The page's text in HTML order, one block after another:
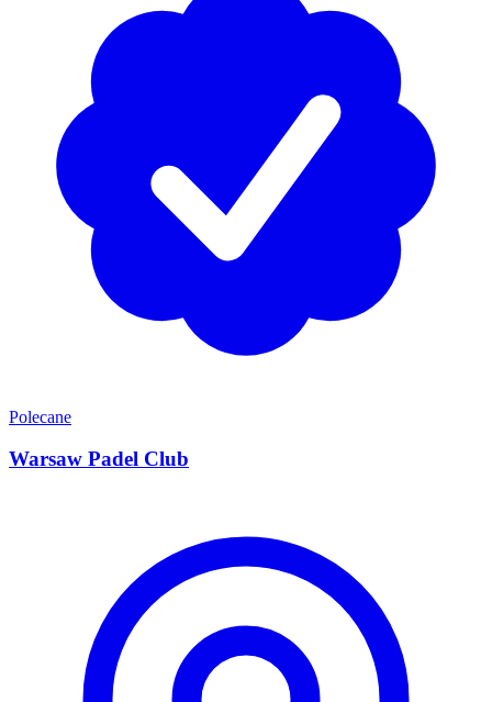
Polecane
Warsaw Padel Club